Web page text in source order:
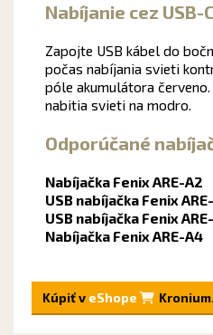
Nabíjanie cez
Zapojte USB kábel do
počas nabíjania svieti
póle akumulátora červeno.
nabitia svieti na modro.
Odporúčané
Nabíjačka Fenix ​​ARE-A2
USB nabíjačka Fenix
USB nabíjačka Fenix
Nabíjačka Fenix ​​ARE-A4
Kúpiť v eShope